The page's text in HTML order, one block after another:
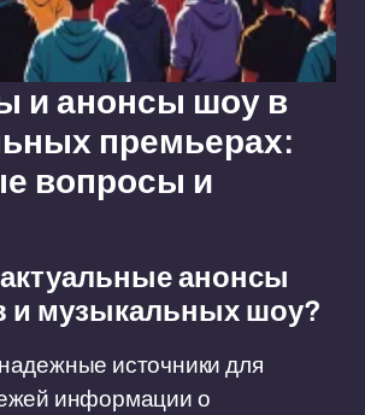
и анонсы шоу в
премьерах:
вопросы и
анонсы
и музыкальных шоу?
источники для
информации о